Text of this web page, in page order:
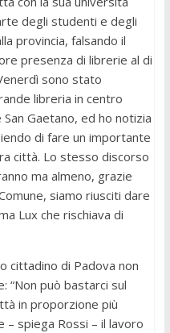
degli studenti e degli
provincia, falsando il
presenza di librerie al di
sono stato
libreria in centro
Gaetano, ed ho notizia
di fare un importante
città. Lo stesso discorso
ma almeno, grazie
siamo riusciti dare
Lux che rischiava di
cittadino di Padova non
“Non può bastarci sul
in proporzione più
– spiega Rossi – il lavoro